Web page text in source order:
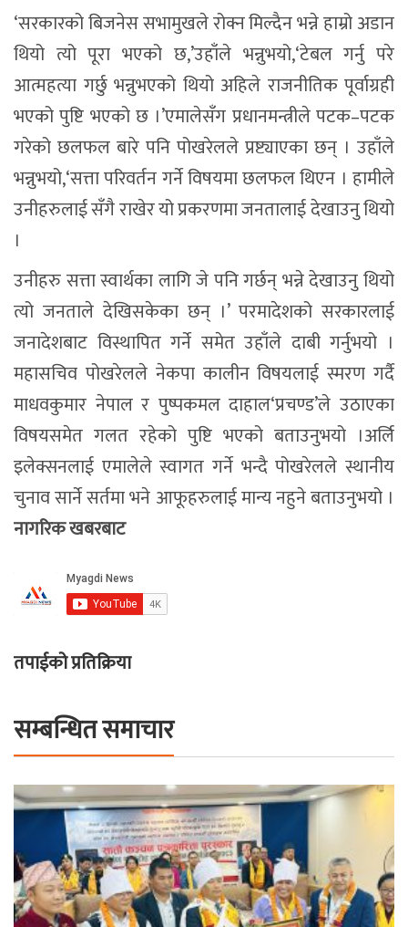
‘सरकारको बिजनेस सभामुखले रोक्न मिल्दैन भन्ने हाम्रो अडान
थियो त्यो पूरा भएको छ,’उहाँले भन्नुभयो,‘टेबल गर्नु परे
आत्महत्या गर्छु भन्नुभएको थियो अहिले राजनीतिक पूर्वाग्रही
भएको पुष्टि भएको छ ।’एमालेसँग प्रधानमन्त्रीले पटक–पटक
गरेको छलफल बारे पनि पोखरेलले प्रष्ट्याएका छन् । उहाँले
भन्नुभयो,‘सत्ता परिवर्तन गर्ने विषयमा छलफल थिएन । हामीले
उनीहरुलाई सँगै राखेर यो प्रकरणमा जनतालाई देखाउनु थियो
।
उनीहरु सत्ता स्वार्थका लागि जे पनि गर्छन् भन्ने देखाउनु थियो
त्यो जनताले देखिसकेका छन् ।’ परमादेशको सरकारलाई
जनादेशबाट विस्थापित गर्ने समेत उहाँले दाबी गर्नुभयो ।
महासचिव पोखरेलले नेकपा कालीन विषयलाई स्मरण गर्दै
माधवकुमार नेपाल र पुष्पकमल दाहाल‘प्रचण्ड’ले उठाएका
विषयसमेत गलत रहेको पुष्टि भएको बताउनुभयो ।अर्लि
इलेक्सनलाई एमालेले स्वागत गर्ने भन्दै पोखरेलले स्थानीय
चुनाव सार्ने सर्तमा भने आफूहरुलाई मान्य नहुने बताउनुभयो ।
नागरिक खबरबाट
तपाईको प्रतिक्रिया
सम्बन्धित समाचार